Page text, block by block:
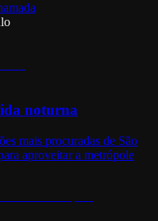
noturna
mais procuradas de São
aproveitar a metrópole